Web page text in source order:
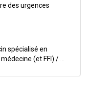
des urgences
spécialisé en
(et FFI) / ...